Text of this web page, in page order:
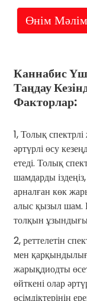
Өнім
Каннабис
Таңдау
Факторлар:
1, Толық
әртүрлі өсу
етеді. Толық
шамдарды
арналған көк
алыс қызыл шам.
толқын
2, реттелетін
мен
жарықдиодты
өйткені олар
өсімдіктерінің